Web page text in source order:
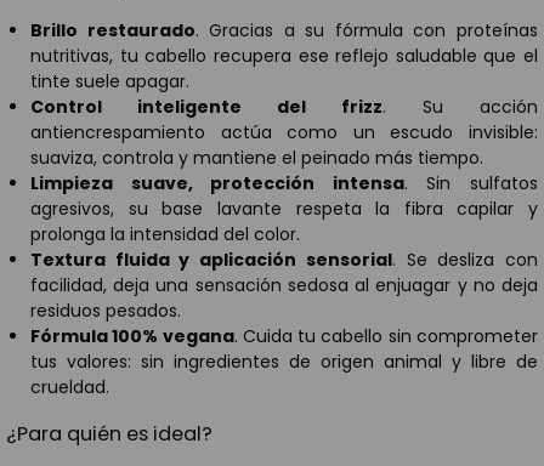
Brillo restaurado. Gracias a su fórmula con proteínas
nutritivas, tu cabello recupera ese reflejo saludable que el
tinte suele apagar.
Control inteligente del frizz. Su acción
antiencrespamiento actúa como un escudo invisible:
suaviza, controla y mantiene el peinado más tiempo.
Limpieza suave, protección intensa. Sin sulfatos
agresivos, su base lavante respeta la fibra capilar y
prolonga la intensidad del color.
Textura fluida y aplicación sensorial. Se desliza con
facilidad, deja una sensación sedosa al enjuagar y no deja
residuos pesados.
Fórmula 100% vegana. Cuida tu cabello sin comprometer
tus valores: sin ingredientes de origen animal y libre de
crueldad.
¿Para quién es ideal?